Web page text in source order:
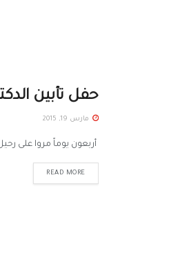
حفل تأبين
مارس 19, 2015
أربعون يوماً مروا على
READ MORE